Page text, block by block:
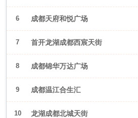
6 成都天府和悦广场
7 首开龙湖成都西宸天街
8 成都锦华万达广场
9 成都温江合生汇
10 龙湖成都北城天街